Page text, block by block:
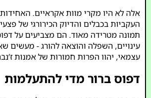
אלה לא היו מקרי מוות אקראיים.
העקביות בכבלים והדיוק הכירורגי של
תמונה מטרידה מאוד. הם מצביעים על
עינויים, השפלה והוצאה להורג - מעשים
עצמאי, יהוו הפרות חמורות של אמנות
דפוס ברור מדי להתעלמות